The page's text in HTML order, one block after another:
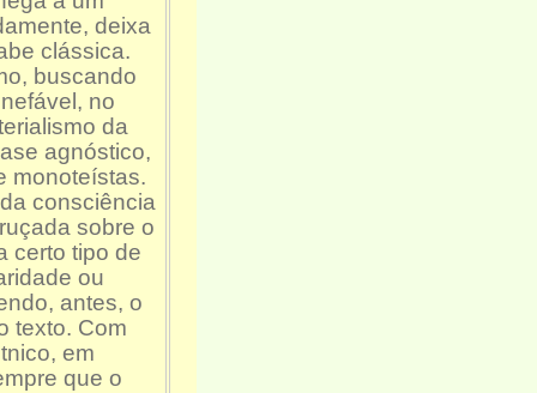
deixa
clássica.
buscando
no
da
agnóstico,
monoteístas.
consciência
sobre o
certo tipo de
ou
antes, o
texto. Com
em
que o